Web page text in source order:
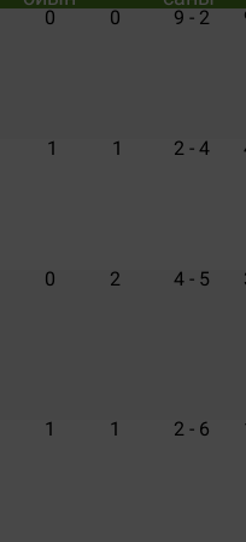
0 0 9 - 2
1 1 2 - 4
0 2 4 - 5
1 1 2 - 6